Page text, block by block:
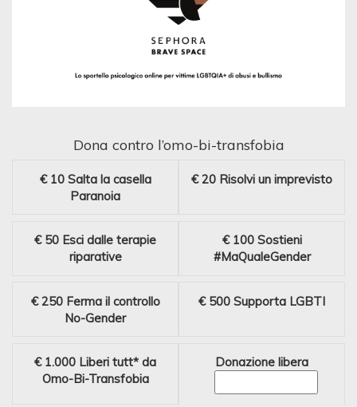
Dona contro l’omo-bi-transfobia
€ 10 Salta la casella
Paranoia
€ 20 Risolvi un imprevisto
€ 50 Esci dalle terapie
riparative
€ 100 Sostieni
#MaQualeGender
€ 250 Ferma il controllo
No-Gender
€ 500 Supporta LGBTI
€ 1.000 Liberi tutt* da
Omo-Bi-Transfobia
Donazione libera